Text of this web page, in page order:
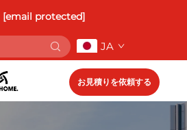
[email protected]
JA
お見積りを依頼する